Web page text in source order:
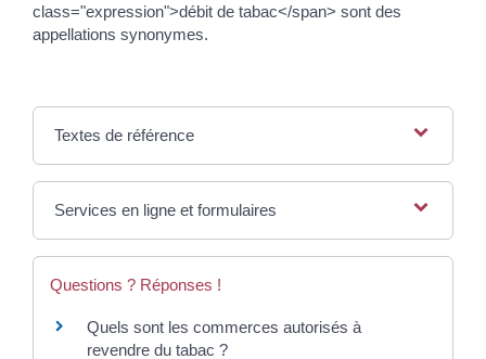
class="expression">débit de tabac</span> sont des
appellations synonymes.
Textes de référence
Services en ligne et formulaires
Questions ? Réponses !
Quels sont les commerces autorisés à
revendre du tabac ?